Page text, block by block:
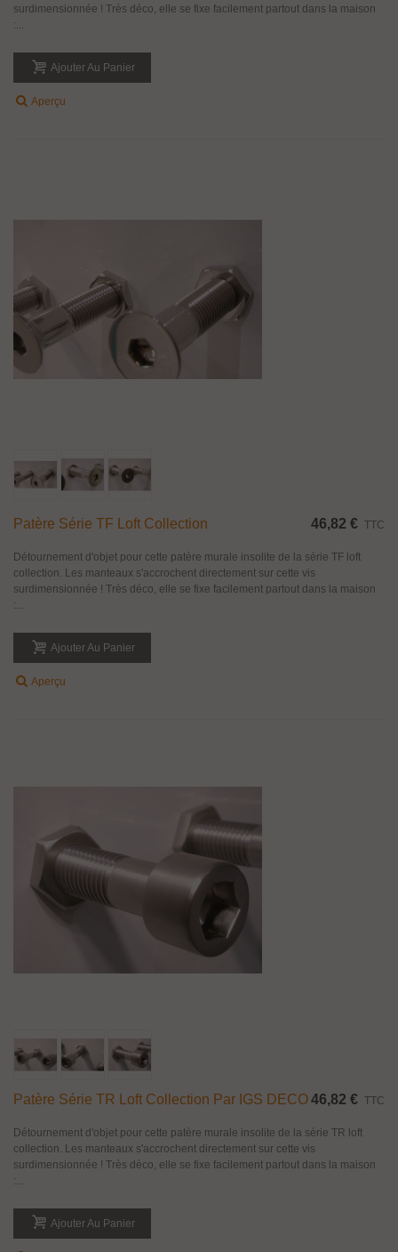
surdimensionnée ! Très déco, elle se fixe facilement partout dans la maison
:...
Ajouter Au Panier
Aperçu
Patère Série TF Loft Collection 46,82 € TTC
Détournement d'objet pour cette patère murale insolite de la série TF loft
collection. Les manteaux s'accrochent directement sur cette vis
surdimensionnée ! Très déco, elle se fixe facilement partout dans la maison
:...
Ajouter Au Panier
Aperçu
Patère Série TR Loft Collection Par IGS DECO46,82 € TTC
Détournement d'objet pour cette patère murale insolite de la série TR loft
collection. Les manteaux s'accrochent directement sur cette vis
surdimensionnée ! Très déco, elle se fixe facilement partout dans la maison
:...
Ajouter Au Panier